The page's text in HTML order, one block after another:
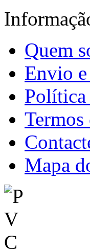
Quem
Envio
Política
Mapa